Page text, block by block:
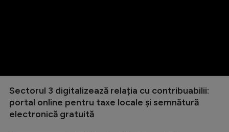
Sectorul 3 digitalizează relația cu contribuabilii:
portal online pentru taxe locale și semnătură
electronică gratuită